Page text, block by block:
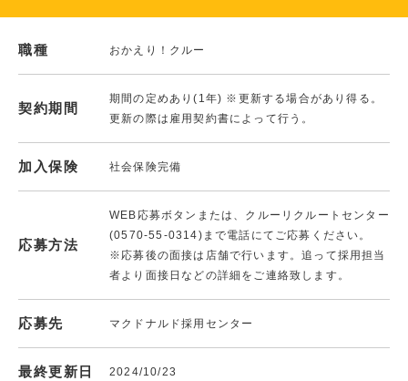
職種 おかえり！クルー
契約期間
期間の定めあり(1年) ※更新する場合があり得る。
更新の際は雇用契約書によって行う。
加入保険 社会保険完備
応募方法
WEB応募ボタンまたは、クルーリクルートセンター
(0570-55-0314)まで電話にてご応募ください。
※応募後の面接は店舗で行います。追って採用担当
者より面接日などの詳細をご連絡致します。
応募先 マクドナルド採用センター
最終更新日 2024/10/23